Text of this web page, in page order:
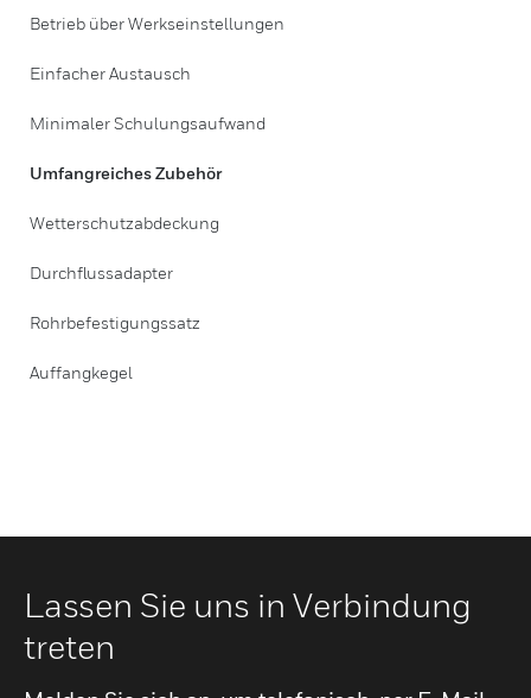
Betrieb über Werkseinstellungen
Einfacher Austausch
Minimaler Schulungsaufwand
Umfangreiches Zubehör
Wetterschutzabdeckung
Durchflussadapter
Rohrbefestigungssatz
Auffangkegel
Lassen Sie uns in Verbindung
treten